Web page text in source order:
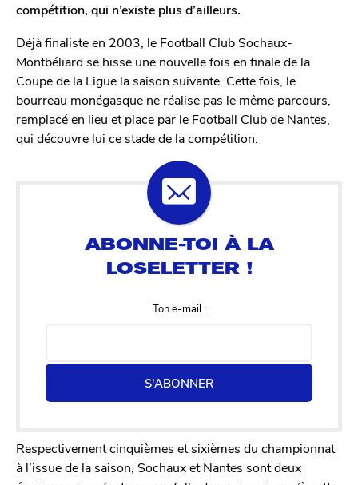
compétition, qui n’existe plus d’ailleurs.
Déjà finaliste en 2003, le Football Club Sochaux-
Montbéliard se hisse une nouvelle fois en finale de la
Coupe de la Ligue la saison suivante. Cette fois, le
bourreau monégasque ne réalise pas le même parcours,
remplacé en lieu et place par le Football Club de Nantes,
qui découvre lui ce stade de la compétition.
Ton e-mail :
S'ABONNER
Respectivement cinquièmes et sixièmes du championnat
à l’issue de la saison, Sochaux et Nantes sont deux